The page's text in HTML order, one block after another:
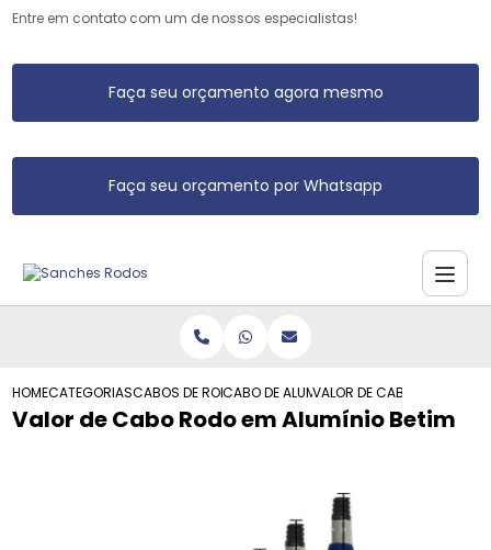
Entre em contato com um de nossos especialistas!
Faça seu orçamento agora mesmo
Faça seu orçamento por Whatsapp
HOMECATEGORIASCABOS DE RODO DE ALUMINIO
CABO DE ALUMINIO DE RODO
VALOR DE CABO RODO EM
Valor de Cabo Rodo em Alumínio Betim